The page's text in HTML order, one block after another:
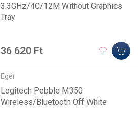
3.3GHz/4C/12M Without Graphics
Tray
36 620 Ft
Egér
Logitech Pebble M350
Wireless/Bluetooth Off White